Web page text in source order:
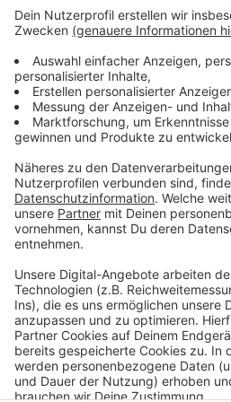
Anzeige
Anzeige
Wenn andere euch nur Fakten,
Ohren hauen, packt Tom Hoppe
mit rein. Von kurios bis
Anzeige
Anzeige